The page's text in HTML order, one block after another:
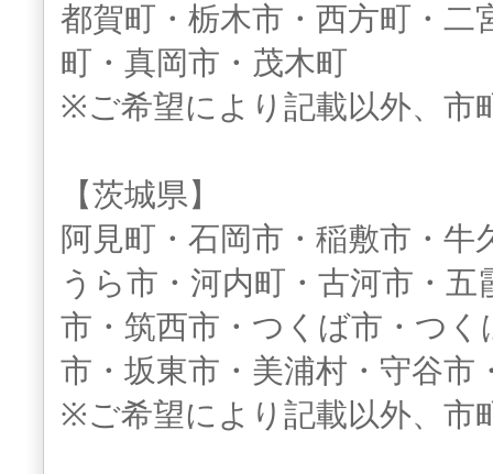
都賀町・栃木市・西方町・二
町・真岡市・茂木町
※ご希望により記載以外、市
【茨城県】
阿見町・石岡市・稲敷市・
うら市・河内町・古河市・
市・筑西市・つくば市・つ
市・坂東市・美浦村・守谷市
※ご希望により記載以外、市